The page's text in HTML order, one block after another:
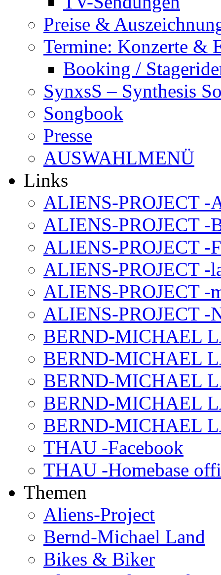
Preise &
Termine: Konzerte &
Booking /
SynxsS – Synthesis
Songbook
Presse
AUSWAHLMENÜ
Links
ALIENS-PROJECT -
ALIENS-PROJECT -
ALIENS-PROJECT -
ALIENS-PROJECT -
ALIENS-PROJECT -
ALIENS-PROJECT -
BERND-MICHAEL
BERND-MICHAEL
BERND-MICHAEL
BERND-MICHAEL
BERND-MICHAEL
THAU -Facebook
THAU -Homebase
Themen
Aliens-Project
Bernd-Michael Land
Bikes & Biker